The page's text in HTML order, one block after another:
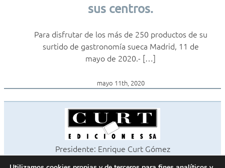
sus centros.
Para disfrutar de los más de 250 productos de su
surtido de gastronomía sueca Madrid, 11 de
mayo de 2020.- […]
mayo 11th, 2020
Presidente: Enrique Curt Gómez